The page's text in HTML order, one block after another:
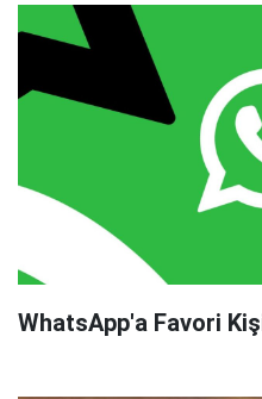
WhatsApp'a Favori